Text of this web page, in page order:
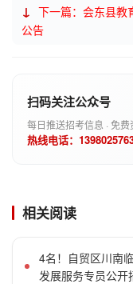
↓ 下一篇：会东县教
公告
扫码关注公众号
每日推送招考信息 · 免费
热线电话：
相关阅读
4名！自贸区川南
发展服务专员公开